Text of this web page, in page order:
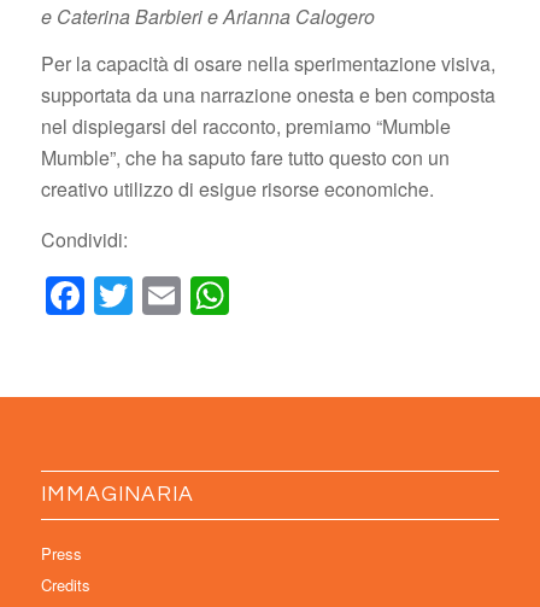
e Caterina Barbieri e Arianna Calogero
Per la capacità di osare nella sperimentazione visiva,
supportata da una narrazione onesta e ben composta
nel dispiegarsi del racconto, premiamo “Mumble
Mumble”, che ha saputo fare tutto questo con un
creativo utilizzo di esigue risorse economiche.
Condividi:
Facebook
Twitter
EmailWhatsApp
IMMAGINARIA
Press
Credits